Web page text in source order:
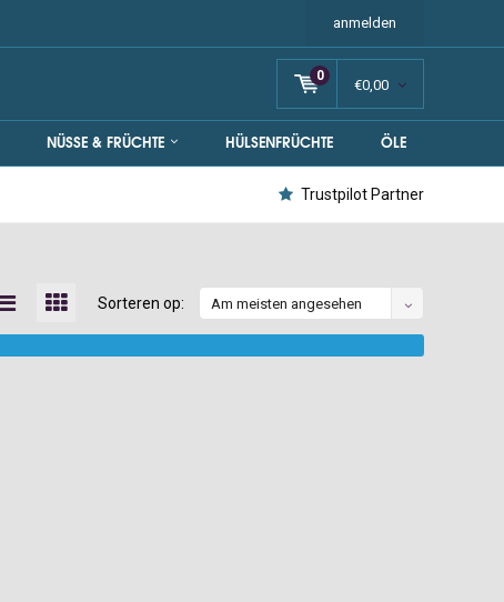
anmelden
0
€0,00
NÜSSE & FRÜCHTE HÜLSENFRÜCHTE ÖLE
Trustpilot Partner
Sorteren op: Am meisten angesehen